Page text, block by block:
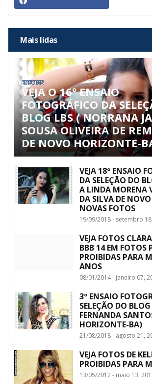
Mais lidas
ENSAIOS
VEJA O 16º ENSAIO
FOTOGRÁFICO DA
BLOG LBS ( NORRANA
SOUSA OLIVEIRA DE
DE NOVO HORIZONTE-
VEJA 18º ENSAIO
DA SELEÇÃO DO
A LINDA MORENA
DA SILVA DE
NOVAS FOTOS
19/09/2018 - setembro
VEJA FOTOS
BBB 14 EM FOTOS
PROIBIDAS PARA
ANOS
08/01/2014 - janeiro 07,
3º ENSAIO
SELEÇÃO DO
FERNANDA
HORIZONTE-BA)
21/08/2018 - agosto 21,
VEJA FOTOS DE
PROIBIDAS PARA
13/05/2012 - maio 13,